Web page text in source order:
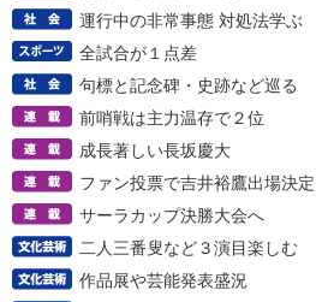
運行中の非常事態 対処法学ぶ
全試合が１点差
句標と記念碑・史跡など巡る
前哨戦は主力温存で２位
成長著しい長坂慶大
ファン投票で吉井裕鷹出場決定
サーラカップ決勝大会へ
二人三番叟など３演目楽しむ
作品展や芸能発表盛況